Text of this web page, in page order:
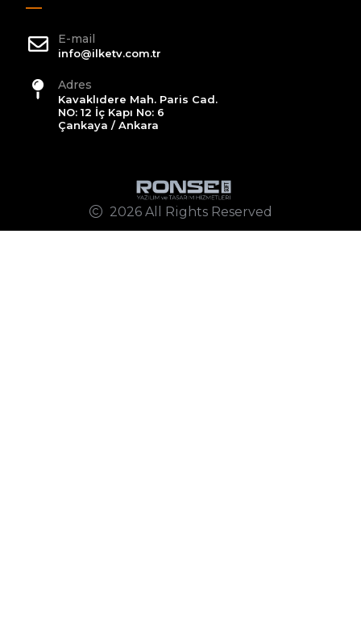
E-mail
info@ilketv.com.tr
Adres
Kavaklıdere Mah. Paris Cad.
NO: 12 İç Kapı No: 6
Çankaya / Ankara
2026 All Rights Reserved